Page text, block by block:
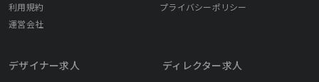
利用規約
プライバシーポリシー
運営会社
デザイナー求人 ディレクター求人